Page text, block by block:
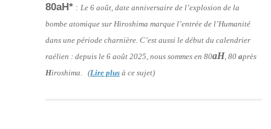
80aH* : Le 6 août, date anniversaire de l’explosion de la
bombe atomique sur Hiroshima marque l’entrée de l’Humanité
dans une période charnière. C’est aussi le début du calendrier
raélien : depuis le 6 août 2025, nous sommes en 80aH, 80 après
Hiroshima. (Lire plus à ce sujet)